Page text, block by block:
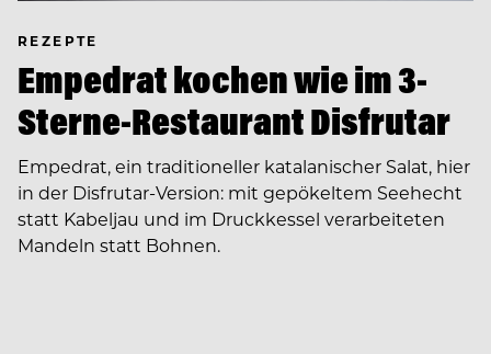
REZEPTE
Empedrat kochen wie im 3-
Sterne-Restaurant Disfrutar
Empedrat, ein traditioneller katalanischer Salat, hier
in der Disfrutar-Version: mit gepökeltem Seehecht
statt Kabeljau und im Druckkessel verarbeiteten
Mandeln statt Bohnen.